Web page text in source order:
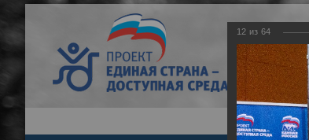
12 из 64